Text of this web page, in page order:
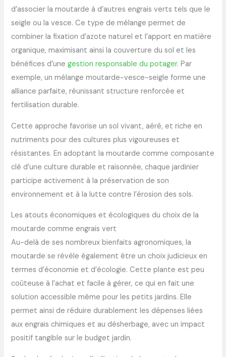
d’associer la moutarde à d’autres engrais verts tels que le
seigle ou la vesce. Ce type de mélange permet de
combiner la fixation d’azote naturel et l’apport en matière
organique, maximisant ainsi la couverture du sol et les
bénéfices d’unegestion responsable du potager. Par
exemple, un mélange moutarde-vesce-seigle forme une
alliance parfaite, réunissant structure renforcée et
fertilisation durable.
Cette approche favorise un sol vivant, aéré, et riche en
nutriments pour des cultures plus vigoureuses et
résistantes. En adoptant la moutarde comme composante
clé d’une culture durable et raisonnée, chaque jardinier
participe activement à la préservation de son
environnement et à la lutte contre l’érosion des sols.
Les atouts économiques et écologiques du choix de la
moutarde comme engrais vert
Au-delà de ses nombreux bienfaits agronomiques, la
moutarde se révèle également être un choix judicieux en
termes d’économie et d’écologie. Cette plante est peu
coûteuse à l’achat et facile à gérer, ce qui en fait une
solution accessible même pour les petits jardins. Elle
permet ainsi de réduire durablement les dépenses liées
aux engrais chimiques et au désherbage, avec un impact
positif tangible sur le budget jardin.